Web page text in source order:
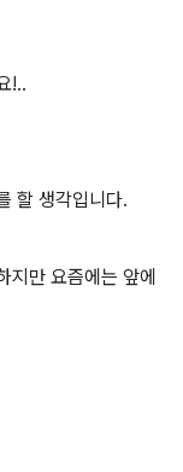
!..
할 생각입니다.
지만 요즘에는 앞에